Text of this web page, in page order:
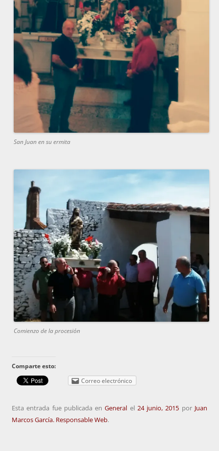
San Juan en su ermita
Comienzo de la procesión
Comparte esto:
Correo electrónico
Esta entrada fue publicada enGeneral el 24 junio, 2015 por Juan
Marcos García. Responsable Web.